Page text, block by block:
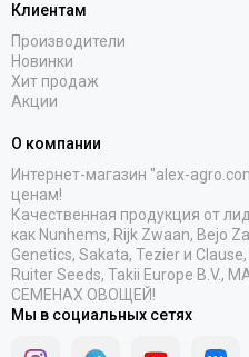
Клиентам
Производители
Новинки
Хит продаж
Акции
О компании
Интернет-магазин "alex-
ценам!
Качественная продукция от
как Nunhems, Rijk Zwaan, Bejo
Genetics, Sakata, Tezier и
Ruiter Seeds, Takii Europe B.V.,
СЕМЕНАХ ОВОЩЕЙ!
Мы в социальных сетях